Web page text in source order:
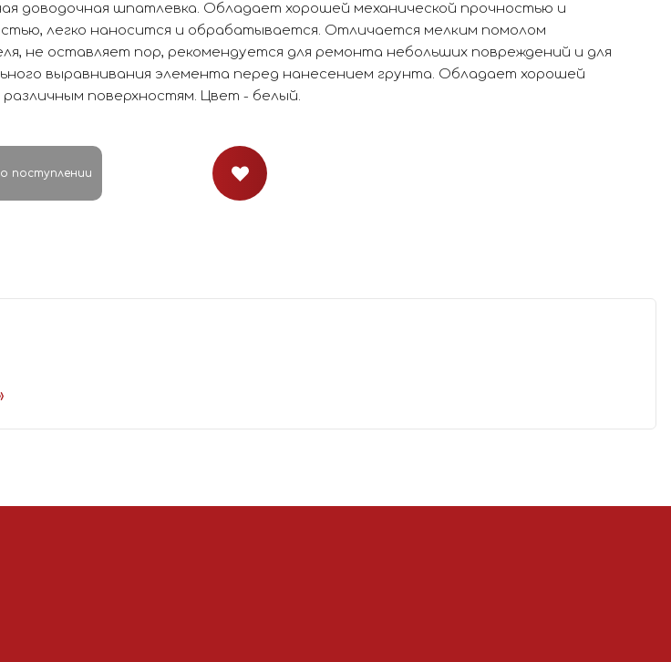
доводочная шпатлевка. Обладает хорошей механической прочностью и
легко наносится и обрабатывается. Отличается мелким помолом
не оставляет пор, рекомендуется для ремонта небольших повреждений и для
выравнивания элемента перед нанесением грунта. Обладает хорошей
различным поверхностям. Цвет - белый.
поступлении